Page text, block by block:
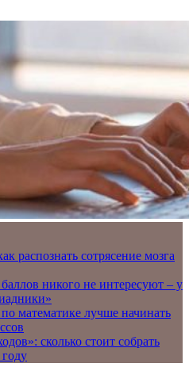
распознать сотрясение мозга
никого не интересуют – у
математике лучше начинать
сколько стоит собрать